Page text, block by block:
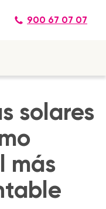
900 67 07 07
solares
más